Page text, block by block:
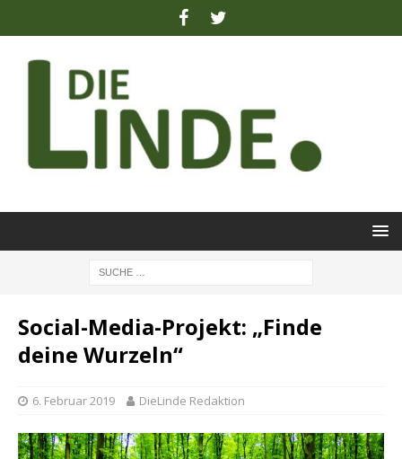
Social-Media-Projekt: „Finde
deine Wurzeln“
6. Februar 2019 DieLinde Redaktion